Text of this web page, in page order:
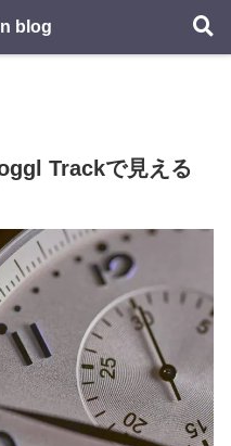
Trackで見える
blog